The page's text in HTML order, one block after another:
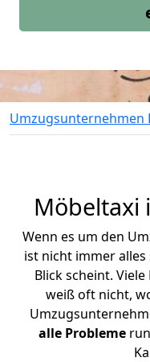
Umzugsunternehmen
Möbeltaxi
Wenn es um den
ist nicht immer
Blick scheint.
weiß oft nicht,
alle Probleme